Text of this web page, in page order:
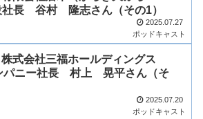
長 谷村 隆志さん（その1）
2025.07.27
ポッドキャスト
式会社三福ホールディングス
パニー社長 村上 晃平さん（そ
2025.07.20
ポッドキャスト